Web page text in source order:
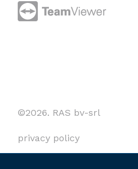
©2026. RAS bv-srl
privacy policy